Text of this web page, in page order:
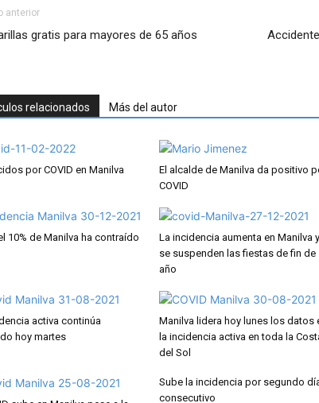
anterior
gratis para mayores de 65 años
relacionados Más del autor
por COVID en Manilva
El alcalde de Manilva da positivo
COVID
10% de Manilva ha contraído
La incidencia aumenta en Manilva y
se suspenden las fiestas de fin de
año
activa continúa
hoy martes
Manilva lidera hoy lunes los datos
la incidencia activa en toda la
del Sol
Sube la incidencia por segundo
consecutivo